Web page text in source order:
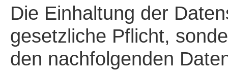
Die Einhaltung der
gesetzliche Pflicht,
den nachfolgenden